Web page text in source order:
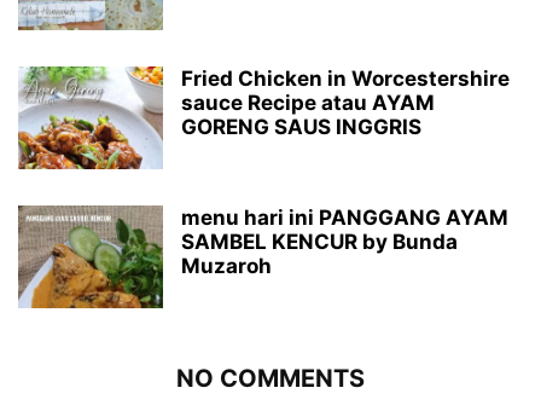
Fried Chicken in Worcestershire
sauce Recipe atau AYAM
GORENG SAUS INGGRIS
menu hari ini PANGGANG AYAM
SAMBEL KENCUR by Bunda
Muzaroh
NO COMMENTS